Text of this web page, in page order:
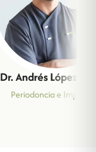
Dr. Andrés López
Periodoncia e